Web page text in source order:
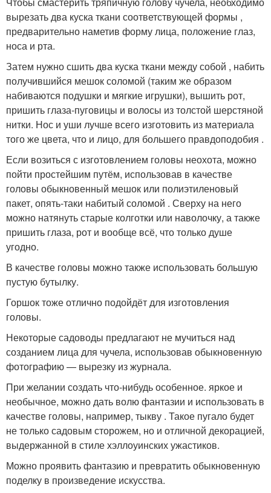
вырезать два куска ткани соответствующей формы ,
предварительно наметив форму лица, положение глаз,
носа и рта.
Затем нужно сшить два куска ткани между собой , набить
получившийся мешок соломой (таким же образом
набиваются подушки и мягкие игрушки), вышить рот,
пришить глаза-пуговицы и волосы из толстой шерстяной
нитки. Нос и уши лучше всего изготовить из материала
того же цвета, что и лицо, для большего правдоподобия .
Если возиться с изготовлением головы неохота, можно
пойти простейшим путём, использовав в качестве
головы обыкновенный мешок или полиэтиленовый
пакет, опять-таки набитый соломой . Сверху на него
можно натянуть старые колготки или наволочку, а также
пришить глаза, рот и вообще всё, что только душе
угодно.
В качестве головы можно также использовать большую
пустую бутылку.
Горшок тоже отлично подойдёт для изготовления
головы.
Некоторые садоводы предлагают не мучиться над
созданием лица для чучела, использовав обыкновенную
фотографию — вырезку из журнала.
При желании создать что-нибудь особенное. яркое и
необычное, можно дать волю фантазии и использовать в
качестве головы, например, тыкву . Такое пугало будет
не только садовым сторожем, но и отличной декорацией,
выдержанной в стиле хэллоуинских ужастиков.
Можно проявить фантазию и превратить обыкновенную
поделку в произведение искусства.